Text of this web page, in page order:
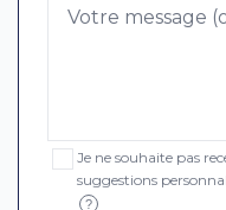
Je ne souhaite pas
suggestions
?